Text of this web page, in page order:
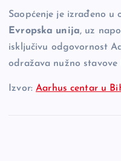
Saopćenje je izrađeno
Evropska unija, uz
isključivu odgovornost
odražava nužno stavove
Izvor:Aarhus centar u